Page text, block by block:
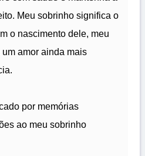
Meu sobrinho significa o
o nascimento dele, meu
amor ainda mais
por memórias
ao meu sobrinho